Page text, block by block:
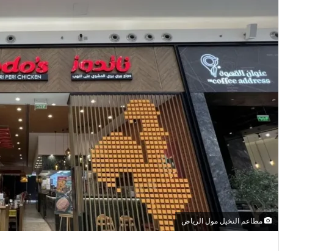
مطاعم النخيل مول الرياض